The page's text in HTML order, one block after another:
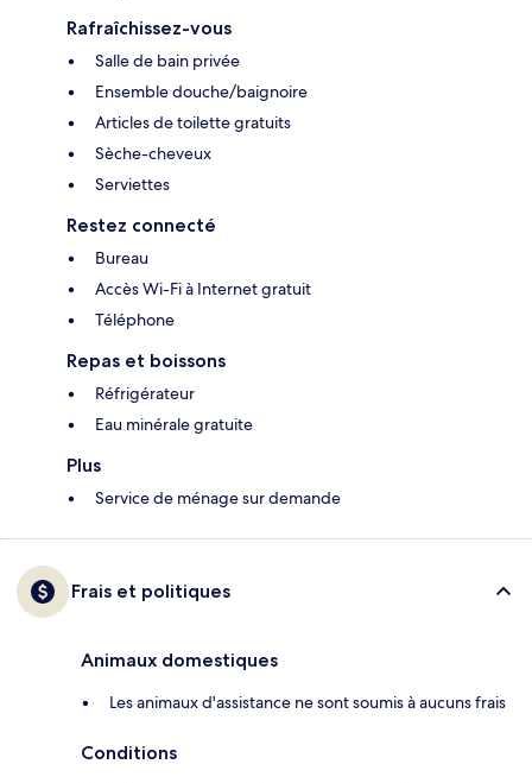
Rafraîchissez-vous
Salle de bain privée
Ensemble douche/baignoire
Articles de toilette gratuits
Sèche-cheveux
Serviettes
Restez connecté
Bureau
Accès Wi-Fi à Internet gratuit
Téléphone
Repas et boissons
Réfrigérateur
Eau minérale gratuite
Plus
Service de ménage sur demande
Frais et politiques
Animaux domestiques
Les animaux d'assistance ne sont soumis à aucuns frais
Conditions